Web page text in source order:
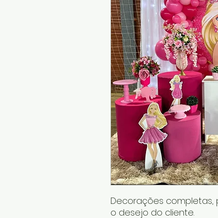
Decorações
o desejo do cliente.